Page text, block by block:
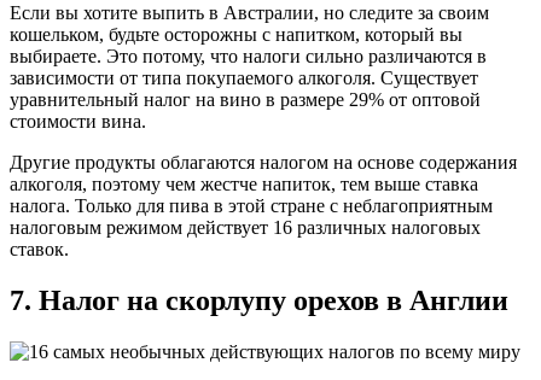
Если вы хотите выпить в Австралии, но следите за своим
кошельком, будьте осторожны с напитком, который вы
выбираете. Это потому, что налоги сильно различаются в
зависимости от типа покупаемого алкоголя. Существует
уравнительный налог на вино в размере 29% от оптовой
стоимости вина.
Другие продукты облагаются налогом на основе содержания
алкоголя, поэтому чем жестче напиток, тем выше ставка
налога. Только для пива в этой стране с неблагоприятным
налоговым режимом действует 16 различных налоговых
ставок.
7. Налог на скорлупу орехов в Англии